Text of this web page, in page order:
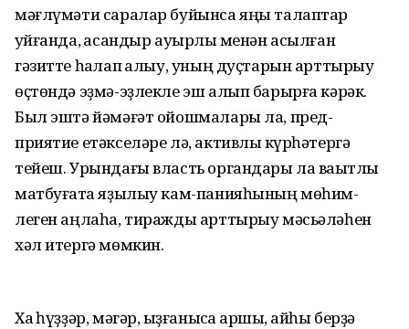
мәғлүмәти саралар буйынса яңы талаптар
ҡуйғанда, ҡасандыр ауырлыҡ менән асылған
гәзитте һаҡлап ҡалыу, уның дуҫтарын арттырыу
өҫтөндә эҙмә-эҙлекле эш алып барырға кәрәк.
Был эштә йәмәғәт ойошмалары ла, пред-
приятие етәкселәре лә, активлыҡ күрһәтергә
тейеш. Урындағы власть органдары ла ваҡытлы
матбуғатҡа яҙылыу кам-панияһының мөһим-
леген аңлаһа, тиражды арттырыу мәсьәләһен
хәл итергә мөмкин.
Хаҡ һүҙҙәр, мәгәр, ҡыҙғанысҡа ҡаршы, ҡайһы берҙә